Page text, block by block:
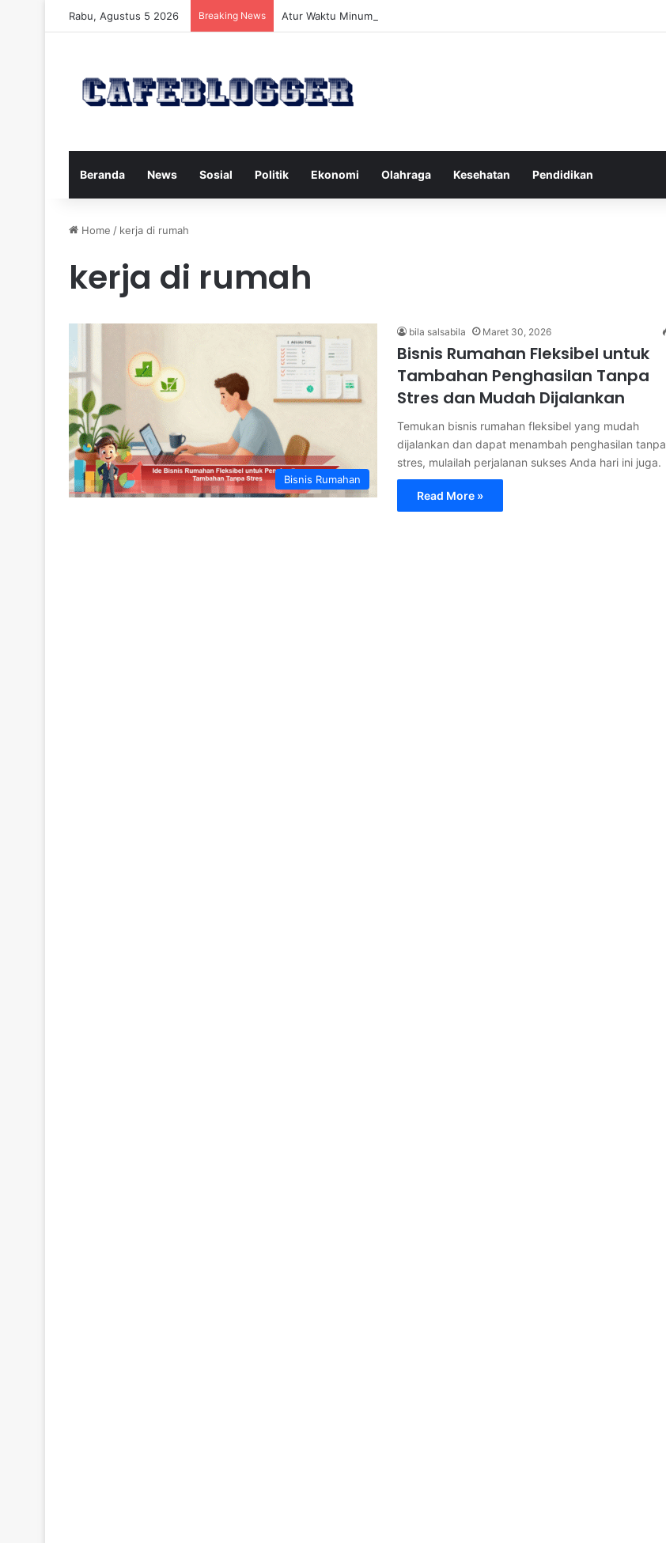
Rabu, Agustus 5 2026 Breaking News Atur Waktu Minum Air Secara Teratur untuk Gaya Hidup Sehat Sepanjang Hari
Beranda News Sosial Politik Ekonomi Olahraga Kesehatan Pendidikan
Home / kerja di rumah
kerja di rumah
Bisnis Rumahan
bila salsabila Maret 30, 2026
Bisnis Rumahan Fleksibel untuk
Tambahan Penghasilan Tanpa
Stres dan Mudah Dijalankan
Temukan bisnis rumahan fleksibel yang mudah
dijalankan dan dapat menambah penghasilan tanpa
stres, mulailah perjalanan sukses Anda hari ini juga.
Read More »